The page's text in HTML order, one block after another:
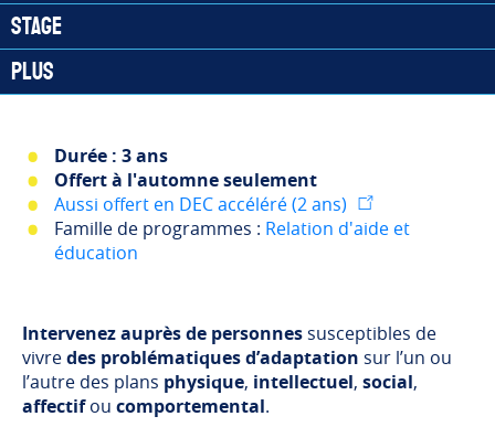
Stage
Plus
Durée : 3 ans
Offert à l'automne seulement
Aussi offert en DEC accéléré (2 ans)
Famille de programmes : Relation d'aide et
éducation
Intervenez auprès de personnessusceptibles de
vivredes problématiques d’adaptation sur l’un ou
l’autre des plans physique, intellectuel, social,
affectifou comportemental.